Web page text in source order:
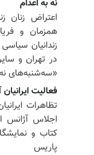
نه به اعدام
اعتراض زنان
همزمان و
زندانیان
در تهران و
«سه‌شنبه‌های
فعالیت ایرانیان
تظاهرات
اجلاس آژانس
کتاب و
پاریس